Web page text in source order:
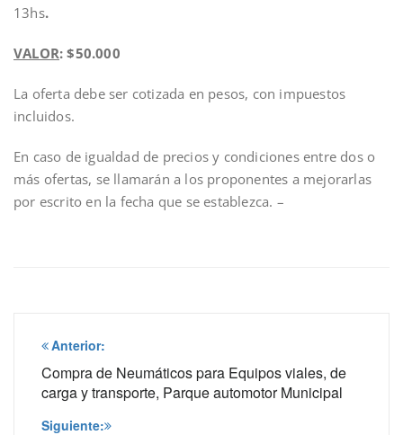
13hs.
VALOR: $50.000
La oferta debe ser cotizada en pesos, con impuestos
incluidos.
En caso de igualdad de precios y condiciones entre dos o
más ofertas, se llamarán a los proponentes a mejorarlas
por escrito en la fecha que se establezca. –
Navegación
de
entradas
Anterior:
Compra de Neumáticos para Equipos viales, de
carga y transporte, Parque automotor Municipal
Siguiente: